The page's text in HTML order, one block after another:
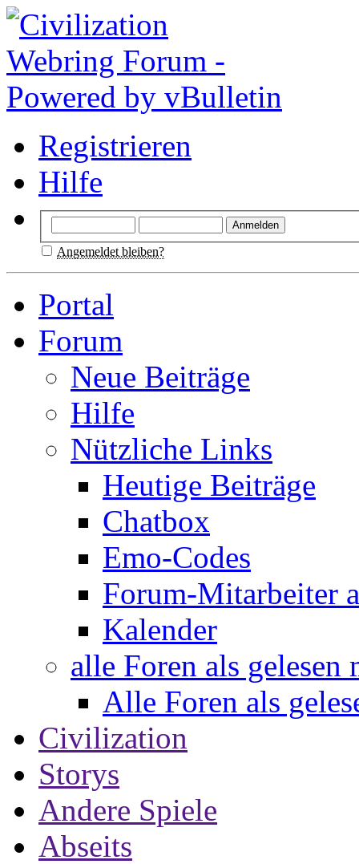
Registrieren
Hilfe
Angemeldet bleiben?
Portal
Forum
Neue Beiträge
Hilfe
Nützliche Links
Heutige Beiträge
Chatbox
Emo-Codes
Forum-Mitarbeiter
Kalender
alle Foren als gelesen
Alle Foren als
Civilization
Storys
Andere Spiele
Abseits